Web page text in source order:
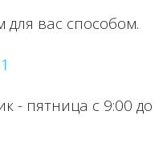
вас способом.
- пятница с 9:00 до